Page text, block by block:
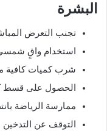
البشرة
تجنب التعرض
استخدام واقٍ
شرب كميات كافية
الحصول على قسط
ممارسة الرياضة
التوقف عن التدخين